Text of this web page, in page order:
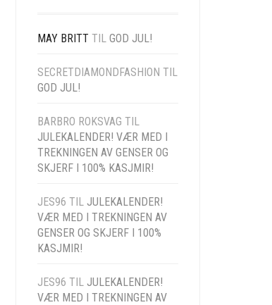
MAY BRITT TIL GOD JUL!
SECRETDIAMONDFASHION TIL
GOD JUL!
BARBRO ROKSVAG TIL
JULEKALENDER! VÆR MED I
TREKNINGEN AV GENSER OG
SKJERF I 100% KASJMIR!
JES96 TIL JULEKALENDER!
VÆR MED I TREKNINGEN AV
GENSER OG SKJERF I 100%
KASJMIR!
JES96 TIL JULEKALENDER!
VÆR MED I TREKNINGEN AV